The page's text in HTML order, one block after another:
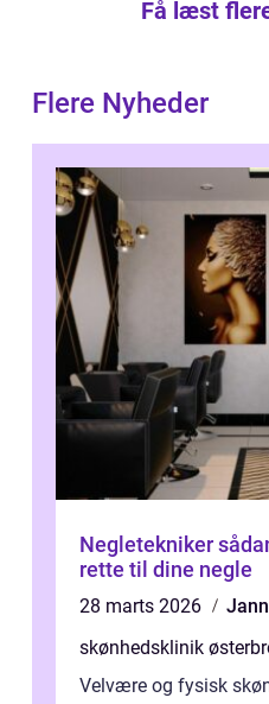
Få læst
Flere Nyheder
Negletekniker sådan finder du den
rette til dine negle
28 marts 2026
skønhedsklinik
Velvære og fysisk